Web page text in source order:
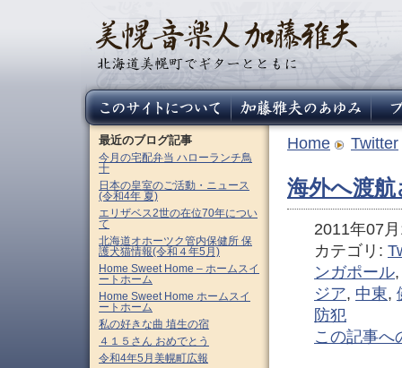
Home Twitter
海外へ渡
2011年07
カテゴリ:
ンガポール
ジア, 中東,
防犯
この記事へ
最近のブログ記事
今月の宅配弁当 ハローランチ鳥
十
日本の皇室のご活動・ニュース
(令和4年 夏)
エリザベス2世の在位70年につい
て
北海道オホーツク管内保健所 保
護犬猫情報(令和４年5月)
Home Sweet Home – ホームスイ
ートホーム
Home Sweet Home ホームスイ
ートホーム
私の好きな曲 埴生の宿
４１５さん おめでとう
令和4年5月美幌町広報